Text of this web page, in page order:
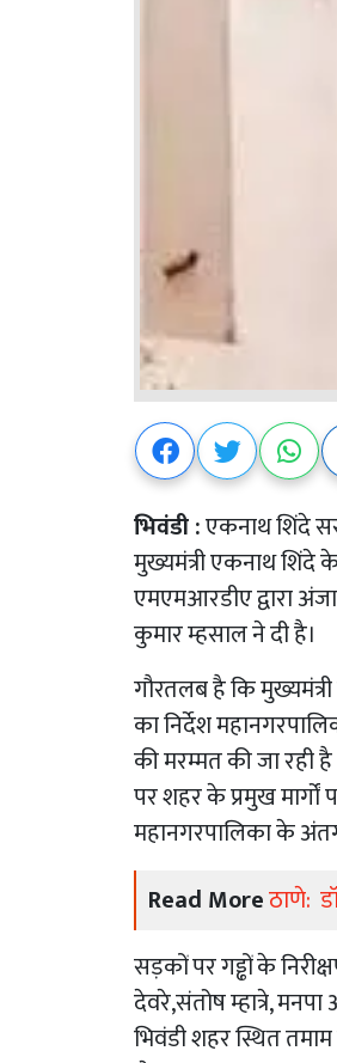
भिवंडी :एकनाथ शिंदे
मुख्यमंत्री एकनाथ शिंदे
एमएमआरडीए द्वारा
कुमार म्हसाल ने दी है।
गौरतलब है कि
का निर्देश
की मरम्मत की जा रही
पर शहर के प्रमुख
महानगरपालिका के
Read Moreठाणे:
सड़कों पर गड्ढों के
देवरे,संतोष म्हात्रे,
भिवंडी शहर स्थित